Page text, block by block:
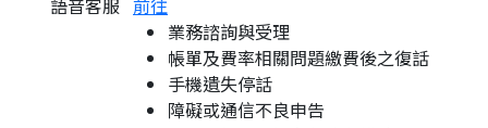
語音客服 前往
業務諮詢與受理
帳單及費率相關問題繳費後之復話
手機遺失停話
障礙或通信不良申告